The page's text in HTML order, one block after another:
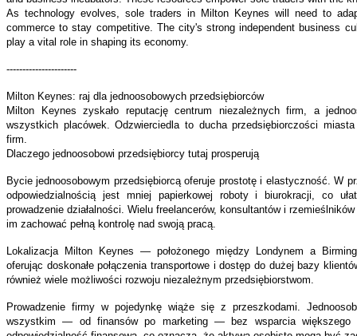
As technology evolves, sole traders in Milton Keynes will need to
commerce to stay competitive. The city's strong independent business
play a vital role in shaping its economy.
----------------------
Milton Keynes: raj dla jednoosobowych przedsiębiorców
Milton Keynes zyskało reputację centrum niezależnych firm, a
wszystkich placówek. Odzwierciedla to ducha przedsiębiorczości
firm.
Dlaczego jednoosobowi przedsiębiorcy tutaj prosperują
Bycie jednoosobowym przedsiębiorcą oferuje prostotę i elastyczność. W
odpowiedzialnością jest mniej papierkowej roboty i biurokracji, co
prowadzenie działalności. Wielu freelancerów, konsultantów i
im zachować pełną kontrolę nad swoją pracą.
Lokalizacja Milton Keynes — położonego między Londynem a
oferując doskonałe połączenia transportowe i dostęp do dużej bazy
również wiele możliwości rozwoju niezależnym przedsiębiorstwom.
Prowadzenie firmy w pojedynkę wiąże się z przeszkodami.
wszystkim — od finansów po marketing — bez wsparcia większego